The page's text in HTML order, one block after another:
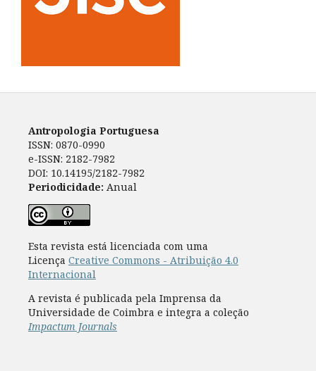
Antropologia Portuguesa
ISSN: 0870-0990
e-ISSN: 2182-7982
DOI: 10.14195/2182-7982
Periodicidade: Anual
Esta revista está licenciada com uma
Licença Creative Commons - Atribuição 4.0
Internacional
A revista é publicada pela Imprensa da
Universidade de Coimbra e integra a coleção
Impactum Journals